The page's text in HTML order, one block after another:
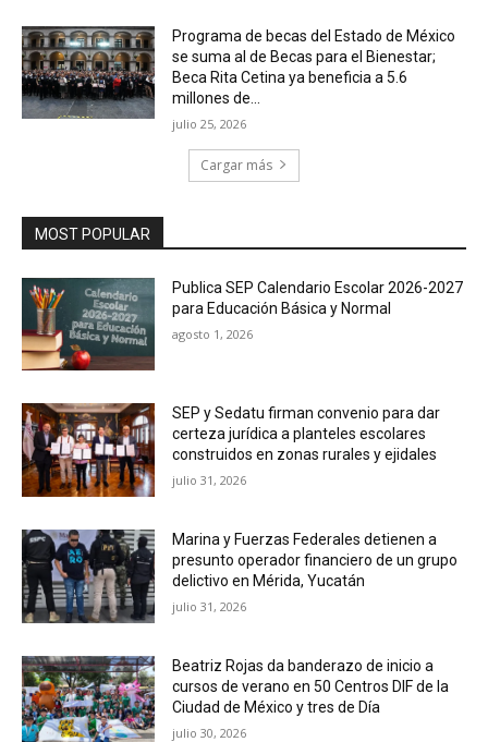
Programa de becas del Estado de México
se suma al de Becas para el Bienestar;
Beca Rita Cetina ya beneficia a 5.6
millones de...
julio 25, 2026
Cargar más
MOST POPULAR
Publica SEP Calendario Escolar 2026-2027
para Educación Básica y Normal
agosto 1, 2026
SEP y Sedatu firman convenio para dar
certeza jurídica a planteles escolares
construidos en zonas rurales y ejidales
julio 31, 2026
Marina y Fuerzas Federales detienen a
presunto operador financiero de un grupo
delictivo en Mérida, Yucatán
julio 31, 2026
Beatriz Rojas da banderazo de inicio a
cursos de verano en 50 Centros DIF de la
Ciudad de México y tres de Día
julio 30, 2026